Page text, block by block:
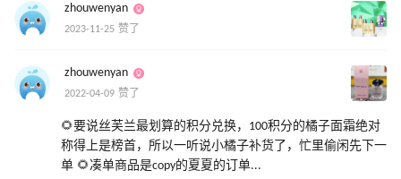
zhouwenyan
2023-11-25 赞了
zhouwenyan
2022-04-09 赞了
🌻要说丝芙兰最划算的积分兑换，100积分的橘子面霜绝对
称得上是榜首，所以一听说小橘子补货了，忙里偷闲先下一
单 🌻凑单商品是copy的夏夏的订单...